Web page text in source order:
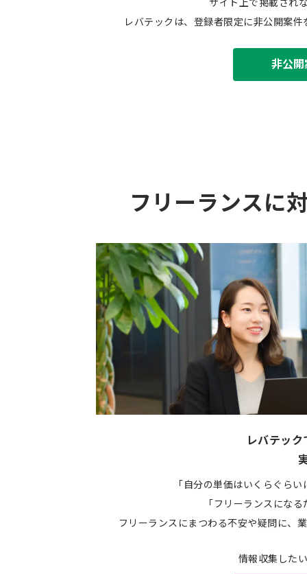
サイト上で掲載され
レバテックは、登録者限定に非公開案
非公
フリーランスに
レバテッ
「自分の単価はいくらぐら
「フリーランスにな
フリーランスにまつわる不安や疑問に、
情報収集した